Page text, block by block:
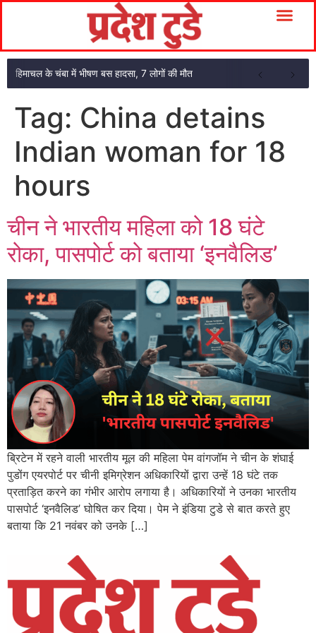
हिमाचल के चंबा में भीषण बस हादसा, 7 लोगों की मौत
Tag: China detains
Indian woman for 18
hours
चीन ने भारतीय महिला को 18 घंटे
रोका, पासपोर्ट को बताया ‘इनवैलिड’
ब्रिटेन में रहने वाली भारतीय मूल की महिला पेम वांगजॉम ने चीन के शंघाई
पुडोंग एयरपोर्ट पर चीनी इमिग्रेशन अधिकारियों द्वारा उन्हें 18 घंटे तक
प्रताड़ित करने का गंभीर आरोप लगाया है। अधिकारियों ने उनका भारतीय
पासपोर्ट ‘इनवैलिड’ घोषित कर दिया। पेम ने इंडिया टुडे से बात करते हुए
बताया कि 21 नवंबर को उनके […]